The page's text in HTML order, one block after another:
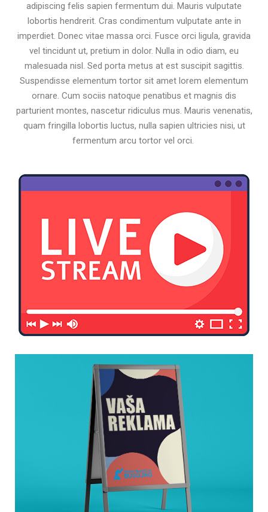
adipiscing felis sapien fermentum dui. Mauris vulputate
lobortis hendrerit. Cras condimentum vulputate ante in
imperdiet. Donec vitae massa orci. Fusce orci ligula, gravida
vel tincidunt ut, pretium in dolor. Nulla in odio diam, eu
malesuada nisl. Sed porta metus at est suscipit sagittis.
Suspendisse elementum tortor sit amet lorem elementum
ornare. Cum sociis natoque penatibus et magnis dis
parturient montes, nascetur ridiculus mus. Mauris venenatis,
quam fringilla lobortis luctus, nulla sapien ultricies nisi, ut
fermentum arcu tortor vel orci.